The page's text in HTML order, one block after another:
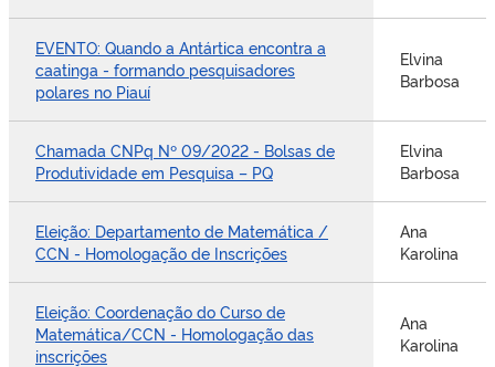
EVENTO: Quando a Antártica encontra a
caatinga - formando pesquisadores
polares no Piauí
Elvina
Barbosa
Chamada CNPq Nº 09/2022 - Bolsas de
Produtividade em Pesquisa – PQ
Elvina
Barbosa
Eleição: Departamento de Matemática /
CCN - Homologação de Inscrições
Ana
Karolina
Eleição: Coordenação do Curso de
Matemática/CCN - Homologação das
inscrições
Ana
Karolina